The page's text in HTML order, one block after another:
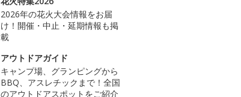
2026年の花火大会情報をお届
け！開催・中止・延期情報も掲
載
アウトドアガイド
キャンプ場、グランピングから
BBQ、アスレチックまで！全国
のアウトドアスポットをご紹介